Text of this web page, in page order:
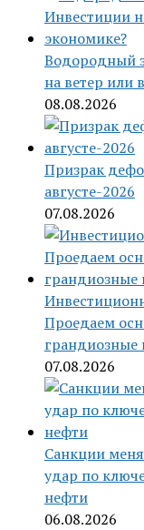
Водородный
на ветер или
08.08.2026
Призрак
августе-2026
07.08.2026
Проедаем
грандиозные
07.08.2026
Санкции
удар по
нефти
06.08.2026